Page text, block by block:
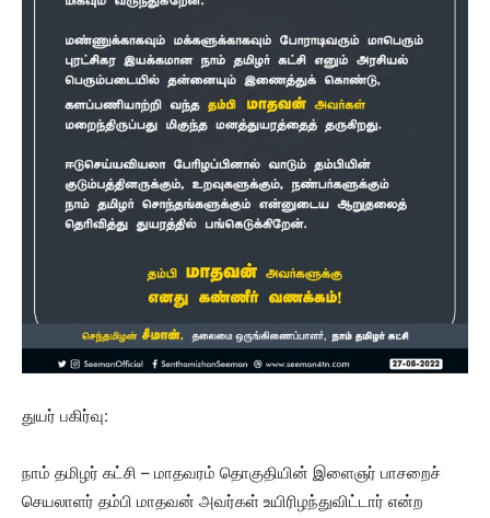
துயர் பகிர்வு:
நாம் தமிழர் கட்சி – மாதவரம் தொகுதியின் இளைஞர் பாசறைச்
செயலாளர் தம்பி மாதவன் அவர்கள் உயிரிழந்துவிட்டார் என்ற